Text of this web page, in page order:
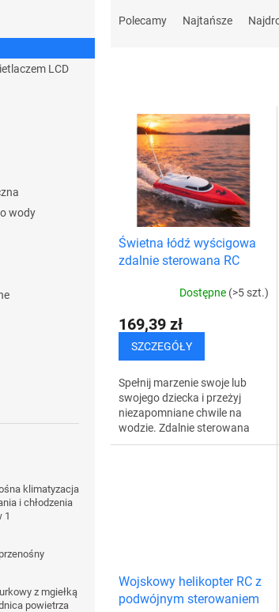
LCD
wody
klimatyzacja
i chłodzenia
1
z mgiełką
powietrza
w
Polecamy Najtańsze
Świetna łódź wyścigowa
zdalnie sterowana RC
Dostępne (>5 szt.)
169,39 zł
SZCZEGÓŁY
Spełnij marzenie swoje lub
swojego dziecka i przeżyj
niezapomniane chwile na
wodzie. Zdalnie sterowana
łódź RC zapewni Ci nie tylko
Wojskowy helikopter RC z
podwójnym sterowaniem